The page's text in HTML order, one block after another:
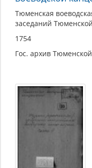
Тюменская
заседаний
1754
Гос. архив